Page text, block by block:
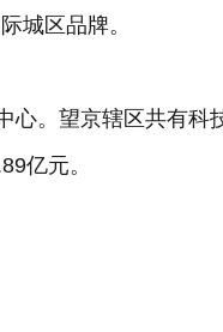
城区品牌。
。望京辖区共有科
亿元。